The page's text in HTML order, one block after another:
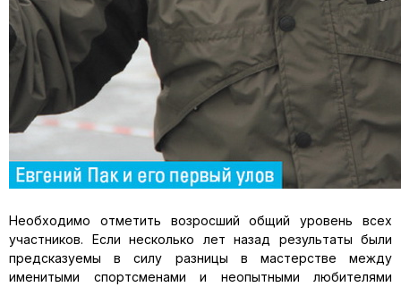
Необходимо отметить возрос­ший общий уровень всех
участ­ников. Если несколько лет назад результаты были
предсказуемы в силу разницы в мастерстве между
именитыми спортсменами и не­опытными любителями